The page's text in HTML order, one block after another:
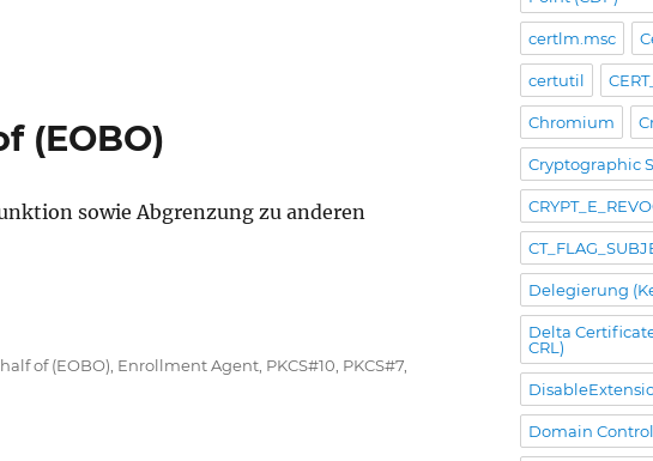
Onlineresponder
to
(EOBO)
sowie Abgrenzung zu anderen
of (EOBO) Enrollment Agent PKCS#10 PKCS#7
certlm.msc
certutil
Chromium
Cryptographic
Delegierung
Delta
CRL)
Domain